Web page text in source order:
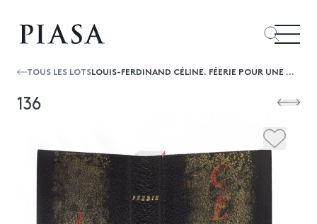
TOUS LES LOTS LOUIS-FERDINAND CÉLINE. FÉERIE POUR UNE AUTRE FOIS. PARIS, NRF, 1952. IN-12, MAROQUIN NOIR, LARGESBANDES VERTICALES POUDRÉES D’OR SU...
136